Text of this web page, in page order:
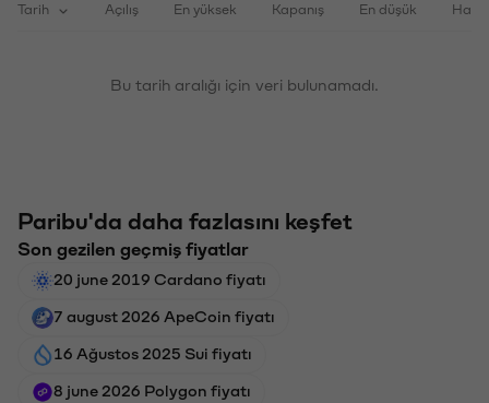
Tarih Açılış En yüksek Kapanış En düşük
Bu tarih aralığı için veri bulunamadı.
Paribu'da daha fazlasını keşfet
Son gezilen geçmiş fiyatlar
20 june 2019 Cardano fiyatı
7 august 2026 ApeCoin fiyatı
16 Ağustos 2025 Sui fiyatı
8 june 2026 Polygon fiyatı